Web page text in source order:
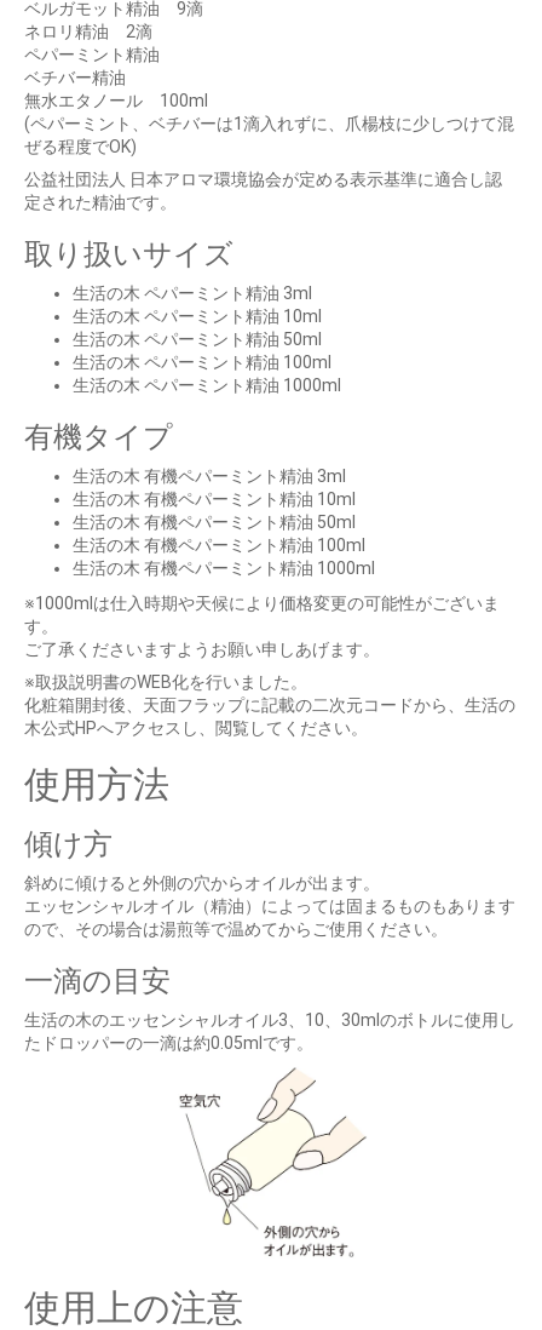
お買い物を続ける
ベルガモット精油 9滴
ネロリ精油 2滴
ペパーミント精油
ベチバー精油
無水エタノール 100ml
(ペパーミント、ベチバーは1滴入れずに、爪楊枝に少しつけて混
ぜる程度でOK)
公益社団法人 日本アロマ環境協会が定める表示基準に適合し認
定された精油です。
取り扱いサイズ
生活の木 ペパーミント精油 3ml
生活の木 ペパーミント精油 10ml
生活の木 ペパーミント精油 50ml
生活の木 ペパーミント精油 100ml
生活の木 ペパーミント精油 1000ml
有機タイプ
生活の木 有機ペパーミント精油 3ml
生活の木 有機ペパーミント精油 10ml
生活の木 有機ペパーミント精油 50ml
生活の木 有機ペパーミント精油 100ml
生活の木 有機ペパーミント精油 1000ml
※1000mlは仕入時期や天候により価格変更の可能性がございま
す。
ご了承くださいますようお願い申しあげます。
※取扱説明書のWEB化を行いました。
化粧箱開封後、天面フラップに記載の二次元コードから、生活の
木公式HPへアクセスし、閲覧してください。
使用方法
傾け方
斜めに傾けると外側の穴からオイルが出ます。
エッセンシャルオイル（精油）によっては固まるものもあります
ので、その場合は湯煎等で温めてからご使用ください。
一滴の目安
生活の木のエッセンシャルオイル3、10、30mlのボトルに使用し
たドロッパーの一滴は約0.05mlです。
使用上の注意